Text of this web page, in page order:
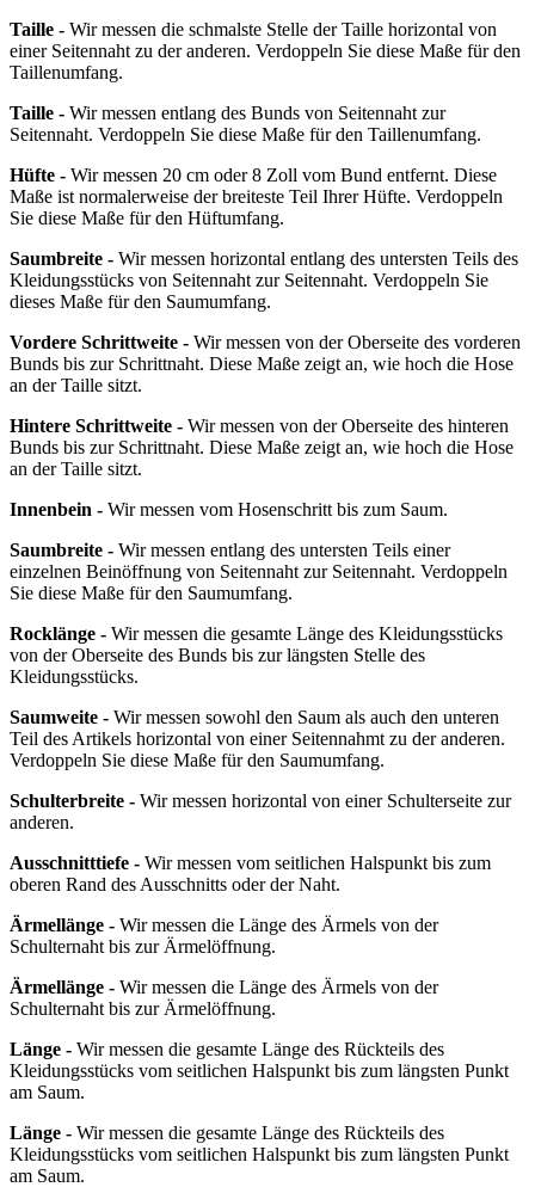
Taille - Wir messen die schmalste Stelle der Taille horizontal von
einer Seitennaht zu der anderen. Verdoppeln Sie diese Maße für den
Taillenumfang.
Taille - Wir messen entlang des Bunds von Seitennaht zur
Seitennaht. Verdoppeln Sie diese Maße für den Taillenumfang.
Hüfte - Wir messen 20 cm oder 8 Zoll vom Bund entfernt. Diese
Maße ist normalerweise der breiteste Teil Ihrer Hüfte. Verdoppeln
Sie diese Maße für den Hüftumfang.
Saumbreite - Wir messen horizontal entlang des untersten Teils des
Kleidungsstücks von Seitennaht zur Seitennaht. Verdoppeln Sie
dieses Maße für den Saumumfang.
Vordere Schrittweite - Wir messen von der Oberseite des vorderen
Bunds bis zur Schrittnaht. Diese Maße zeigt an, wie hoch die Hose
an der Taille sitzt.
Hintere Schrittweite - Wir messen von der Oberseite des hinteren
Bunds bis zur Schrittnaht. Diese Maße zeigt an, wie hoch die Hose
an der Taille sitzt.
Innenbein - Wir messen vom Hosenschritt bis zum Saum.
Saumbreite - Wir messen entlang des untersten Teils einer
einzelnen Beinöffnung von Seitennaht zur Seitennaht. Verdoppeln
Sie diese Maße für den Saumumfang.
Rocklänge - Wir messen die gesamte Länge des Kleidungsstücks
von der Oberseite des Bunds bis zur längsten Stelle des
Kleidungsstücks.
Saumweite - Wir messen sowohl den Saum als auch den unteren
Teil des Artikels horizontal von einer Seitennahmt zu der anderen.
Verdoppeln Sie diese Maße für den Saumumfang.
Schulterbreite - Wir messen horizontal von einer Schulterseite zur
anderen.
Ausschnitttiefe - Wir messen vom seitlichen Halspunkt bis zum
oberen Rand des Ausschnitts oder der Naht.
Ärmellänge - Wir messen die Länge des Ärmels von der
Schulternaht bis zur Ärmelöffnung.
Ärmellänge - Wir messen die Länge des Ärmels von der
Schulternaht bis zur Ärmelöffnung.
Länge - Wir messen die gesamte Länge des Rückteils des
Kleidungsstücks vom seitlichen Halspunkt bis zum längsten Punkt
am Saum.
Länge - Wir messen die gesamte Länge des Rückteils des
Kleidungsstücks vom seitlichen Halspunkt bis zum längsten Punkt
am Saum.